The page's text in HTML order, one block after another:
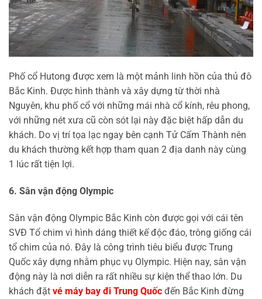
Phố cổ Hutong được xem là một mảnh linh hồn của thủ đô
Bắc Kinh. Được hình thành và xây dựng từ thời nhà
Nguyên, khu phố cổ với những mái nhà cổ kính, rêu phong,
với những nét xưa cũ còn sót lại này đặc biệt hấp dẫn du
khách. Do vị trí tọa lạc ngay bên cạnh Tử Cấm Thành nên
du khách thường kết hợp tham quan 2 địa danh này cùng
1 lúc rất tiện lợi.
6. Sân vận động Olympic
Sân vận động Olympic Bắc Kinh còn được gọi với cái tên
SVĐ Tổ chim vì hình dáng thiết kế độc đáo, trông giống cái
tổ chim của nó. Đây là công trình tiêu biểu được Trung
Quốc xây dựng nhằm phục vụ Olympic. Hiện nay, sân vận
động này là nơi diễn ra rất nhiều sự kiện thể thao lớn. Du
khách đặt vé máy bay đi Trung Quốc đến Bắc Kinh đừng